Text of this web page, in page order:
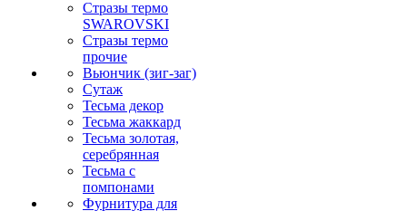
Стразы термо
SWAROVSKI
Стразы термо
прочие
Вьюнчик (зиг-заг)
Сутаж
Тесьма декор
Тесьма жаккард
Тесьма золотая,
серебрянная
Тесьма с
помпонами
Фурнитура для